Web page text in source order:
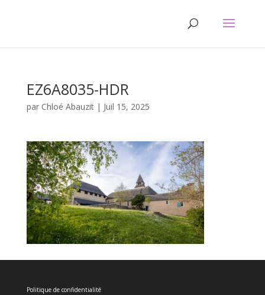
EZ6A8035-HDR
par Chloé Abauzit| Juil 15, 2025
Politique de confidentialité